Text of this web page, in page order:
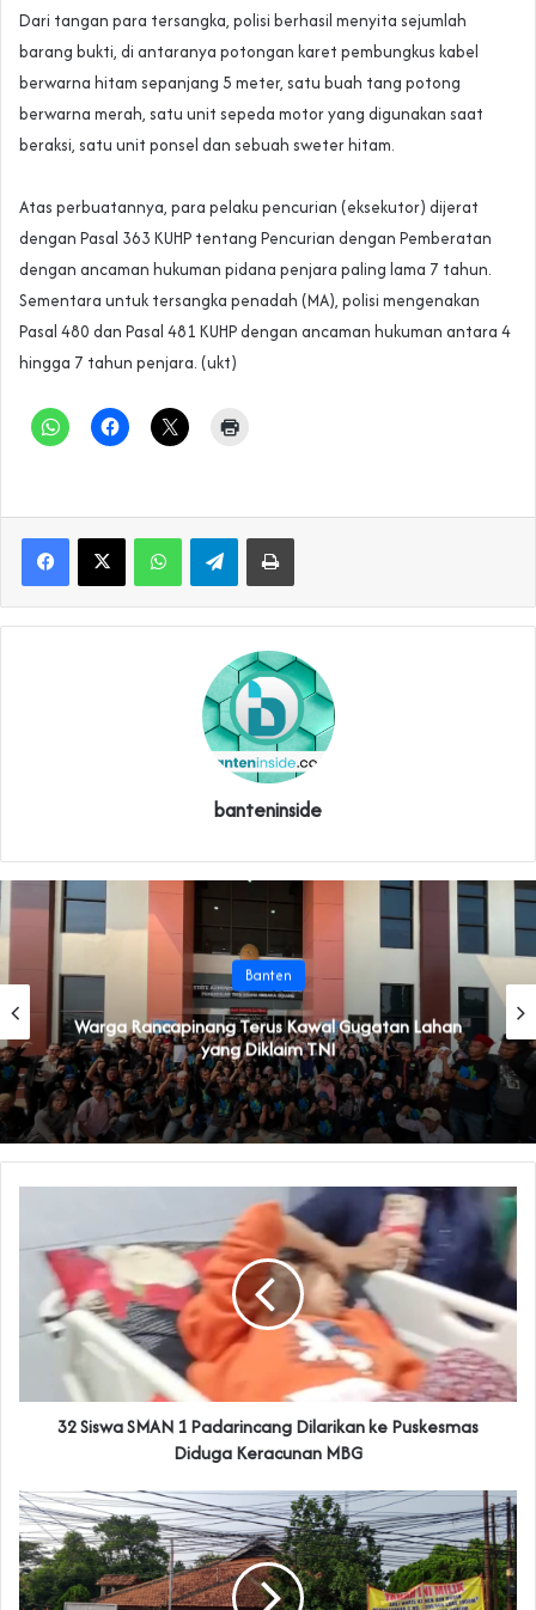
‎Dari tangan para tersangka, polisi berhasil menyita sejumlah
barang bukti, di antaranya potongan karet pembungkus kabel
berwarna hitam sepanjang 5 meter, satu buah tang potong
berwarna merah, satu unit sepeda motor yang digunakan saat
beraksi, satu unit ponsel dan sebuah sweter hitam.
‎Atas perbuatannya, para pelaku pencurian (eksekutor) dijerat
dengan Pasal 363 KUHP tentang Pencurian dengan Pemberatan
dengan ancaman hukuman pidana penjara paling lama 7 tahun.
Sementara untuk tersangka penadah (MA), polisi mengenakan
Pasal 480 dan Pasal 481 KUHP dengan ancaman hukuman antara 4
hingga 7 tahun penjara. (ukt)
WhatsAppTelegramPrint
banteninside
Banten
‎Warga Rancapinang Terus Kawal Gugatan Lahan
yang Diklaim TNI‎‎
‎32 Siswa SMAN 1 Padarincang Dilarikan ke Puskesmas
Diduga Keracunan MBG